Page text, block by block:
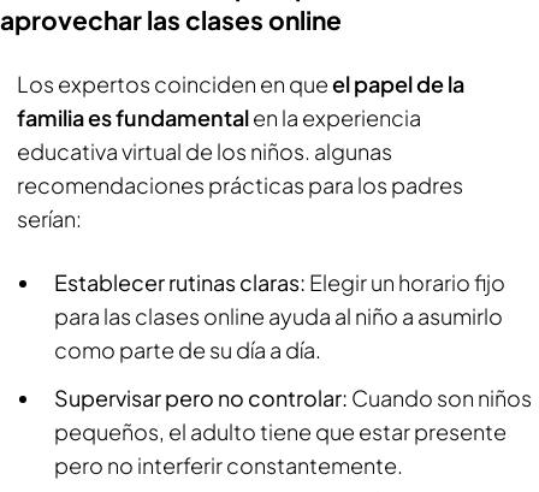
aprovechar las clases online
Los expertos coinciden en queel papel de la
familia es fundamentalen la experiencia
educativa virtual de los niños. algunas
recomendaciones prácticas para los padres
serían:
Establecer rutinas claras: Elegir un horario fijo
para las clases online ayuda al niño a asumirlo
como parte de su día a día.
Supervisar pero no controlar: Cuando son niños
pequeños, el adulto tiene que estar presente
pero no interferir constantemente.